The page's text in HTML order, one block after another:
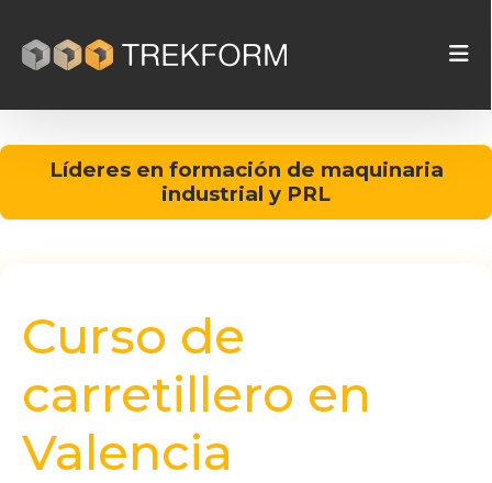
Líderes en formación de maquinaria
industrial y PRL
Curso de
carretillero en
Valencia